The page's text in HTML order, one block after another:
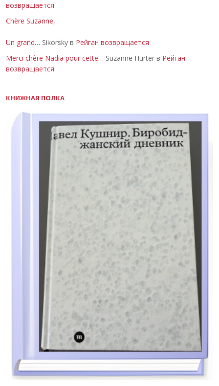
возвращается
Chère Suzanne,
Un grand… Sikorsky в Рейган возвращается
Merci chère Nadia pour cette… Suzanne Hurter в Рейган
возвращается
КНИЖНАЯ ПОЛКА